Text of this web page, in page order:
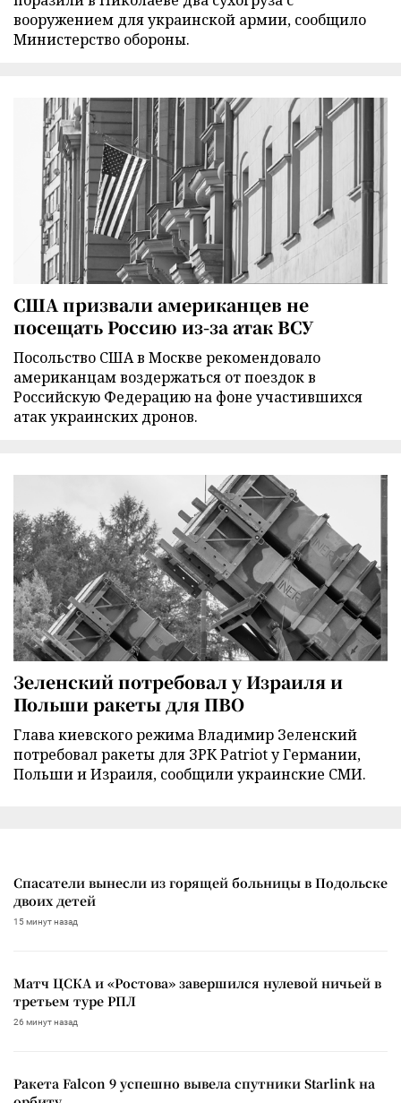
вооружением для украинской армии, сообщило
Министерство обороны.
США призвали американцев не
посещать Россию из-за атак ВСУ
Посольство США в Москве рекомендовало
американцам воздержаться от поездок в
Российскую Федерацию на фоне участившихся
атак украинских дронов.
Зеленский потребовал у Израиля и
Польши ракеты для ПВО
Глава киевского режима Владимир Зеленский
потребовал ракеты для ЗРК Patriot у Германии,
Польши и Израиля, сообщили украинские СМИ.
Спасатели вынесли из горящей больницы в Подольске
двоих детей
15 минут назад
Матч ЦСКА и «Ростова» завершился нулевой ничьей в
третьем туре РПЛ
26 минут назад
Ракета Falcon 9 успешно вывела спутники Starlink на